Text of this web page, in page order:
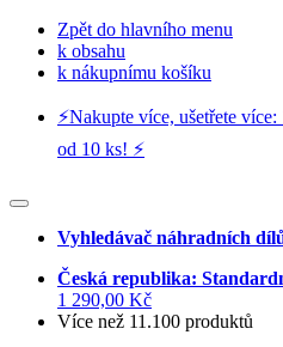
Zpět do hlavního menu
k obsahu
k nákupnímu košíku
⚡️Nakupte více, ušetřete
od 10 ks! ⚡️
Vyhledávač náhradních
Česká republika:
1 290,00 Kč
Více než 11.100 produktů